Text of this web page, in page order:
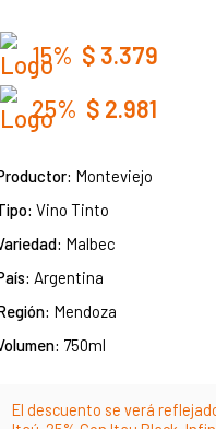
15% $ 3.379
25% $ 2.981
Monteviejo
Vino Tinto
Malbec
Argentina
Mendoza
750ml
El descuento se verá